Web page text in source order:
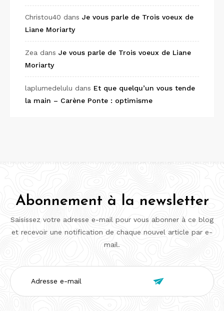
Christou40 dans Je vous parle de Trois voeux de
Liane Moriarty
Zea dans Je vous parle de Trois voeux de Liane
Moriarty
laplumedelulu dans Et que quelqu’un vous tende
la main – Carène Ponte : optimisme
Abonnement à la newsletter
Saisissez votre adresse e-mail pour vous abonner à ce blog
et recevoir une notification de chaque nouvel article par e-
mail.
Adresse
e-
mail
